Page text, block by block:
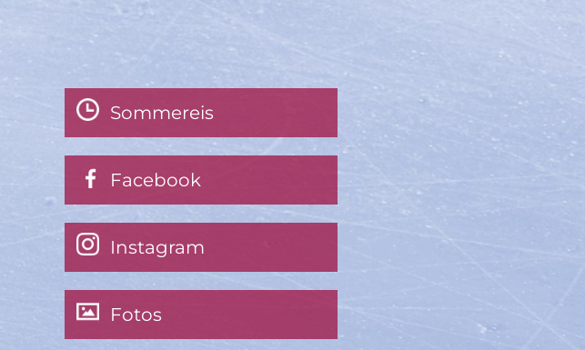
Sommereis
Facebook
Instagram
Fotos